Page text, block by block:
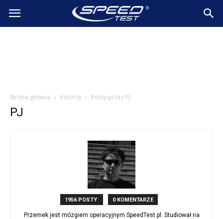
SpeedTest.pl
Strona główna Autorzy Posty przez PJ
PJ
1956 POSTY 0 KOMENTARZE
Przemek jest mózgiem operacyjnym SpeedTest.pl. Studiował na